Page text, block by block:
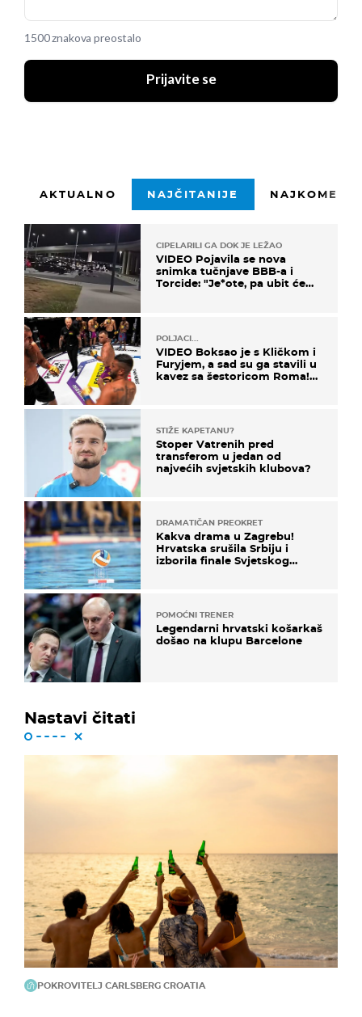
1500 znakova preostalo
Prijavite se
AKTUALNO NAJČITANIJE
CIPELARILI GA DOK JE LEŽAO
VIDEO Pojavila se nova
snimka tučnjave BBB-a i
Torcide: "Je*ote, pa ubit će
POLJACI...
VIDEO Boksao je s Kličkom i
Furyjem, a sad su ga stavili u
kavez sa šestoricom Roma!
STIŽE KAPETANU?
Stoper Vatrenih pred
transferom u jedan od
najvećih svjetskih klubova?
DRAMATIČAN PREOKRET
Kakva drama u Zagrebu!
Hrvatska srušila Srbiju i
izborila finale Svjetskog
POMOĆNI TRENER
Legendarni hrvatski košarkaš
došao na klupu Barcelone
Nastavi čitati
POKROVITELJ CARLSBERG CROATIA